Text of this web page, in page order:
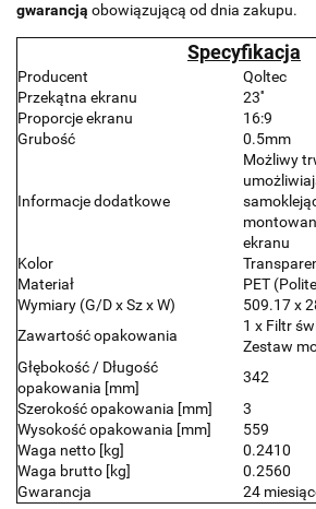
gwarancją obowiązującą od dnia zakupu.
Specyfikacja
Producent
Qoltec
Przekątna ekranu
23''
Proporcje ekranu
16:9
Grubość
0.5mm
Informacje dodatkowe
Możliwy
ekranu
Kolor
Materiał
PET
Wymiary (G/D x Sz x W)
509.17 x
Zawartość opakowania
1 x Filtr
Zestaw
Głębokość / Długość
opakowania [mm]
342
Szerokość opakowania [mm]
3
Wysokość opakowania [mm]
559
Waga netto [kg]
0.2410
Waga brutto [kg]
0.2560
Gwarancja
24